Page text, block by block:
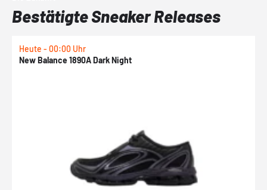
Bestätigte Sneaker Releases
Heute - 00:00 Uhr
New Balance 1890A Dark Night